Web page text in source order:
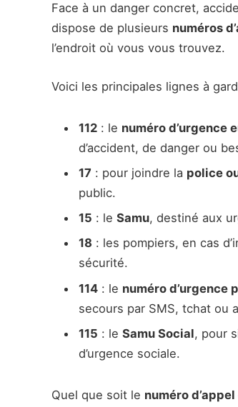
Face à un danger concret,
dispose de plusieurs numéros
l’endroit où vous vous trouvez.
Voici les principales lignes à
112 : le numéro d’urgence
d’accident, de danger ou
17 : pour joindre la police
public.
15 : le Samu, destiné aux
18 : les pompiers, en cas
sécurité.
114 : le numéro d’urgence
secours par SMS, tchat ou
115 : le Samu Social, pour
d’urgence sociale.
Quel que soit le numéro